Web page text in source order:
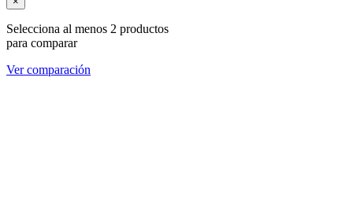
Selecciona al menos 2 productos
para comparar
Ver comparación